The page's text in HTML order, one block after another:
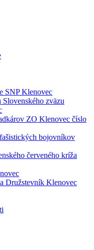
SNP Klenovec
Slovenského zväzu
ZO Klenovec číslo
bojovníkov
červeného kríža
Družstevník Klenovec